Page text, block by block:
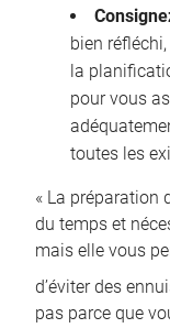
bien
la
pour vous
toutes les
« La préparation
du temps et
mais elle vous
d’éviter des
pas parce que